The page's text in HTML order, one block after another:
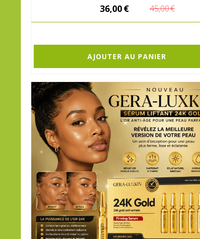
36,00€ 45,00€
AJOUTER AU PANIER